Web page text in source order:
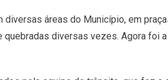
diversas áreas do Município, em
quebradas diversas vezes. Agora foi